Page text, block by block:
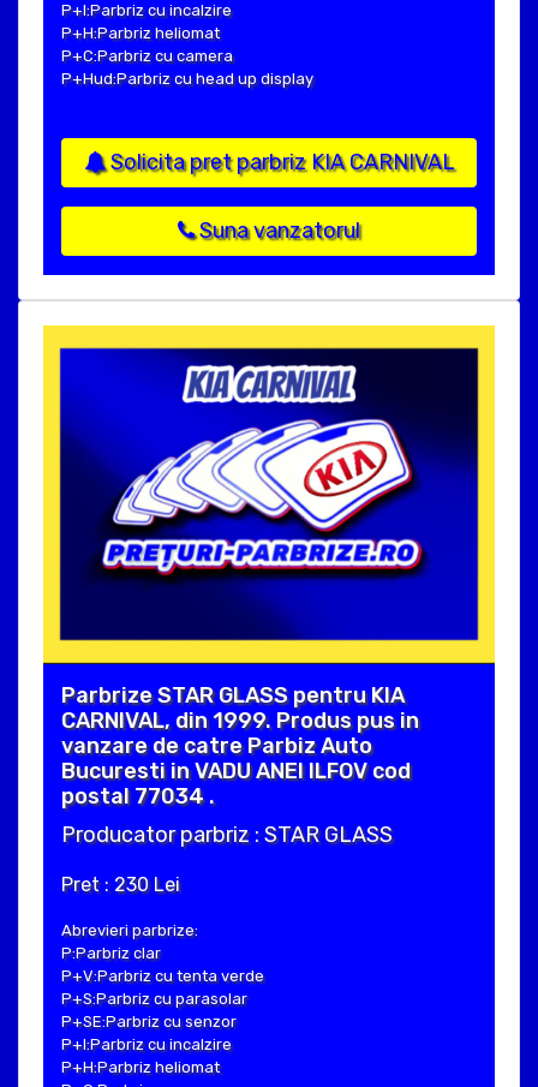
P+I:Parbriz cu incalzire
P+H:Parbriz heliomat
P+C:Parbriz cu camera
P+Hud:Parbriz cu head up display
Solicita pret parbriz KIA CARNIVAL
Suna vanzatorul
Parbrize STAR GLASS pentru KIA
CARNIVAL, din 1999. Produs pus in
vanzare de catre Parbiz Auto
Bucuresti in VADU ANEI ILFOV cod
postal 77034 .
Producator parbriz : STAR GLASS
Pret : 230 Lei
Abrevieri parbrize:
P:Parbriz clar
P+V:Parbriz cu tenta verde
P+S:Parbriz cu parasolar
P+SE:Parbriz cu senzor
P+I:Parbriz cu incalzire
P+H:Parbriz heliomat